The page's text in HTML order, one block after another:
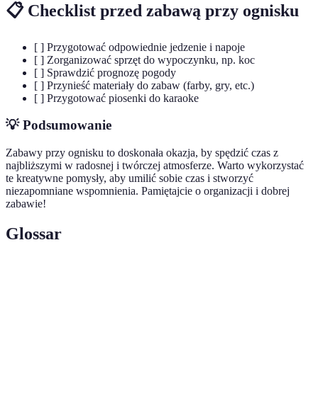
📋 Checklist przed zabawą przy ognisku
[ ] Przygotować odpowiednie jedzenie i napoje
[ ] Zorganizować sprzęt do wypoczynku, np. koc
[ ] Sprawdzić prognozę pogody
[ ] Przynieść materiały do zabaw (farby, gry, etc.)
[ ] Przygotować piosenki do karaoke
💡 Podsumowanie
Zabawy przy ognisku to doskonała okazja, by spędzić czas z
najbliższymi w radosnej i twórczej atmosferze. Warto wykorzystać
te kreatywne pomysły, aby umilić sobie czas i stworzyć
niezapomniane wspomnienia. Pamiętajcie o organizacji i dobrej
zabawie!
Glossar